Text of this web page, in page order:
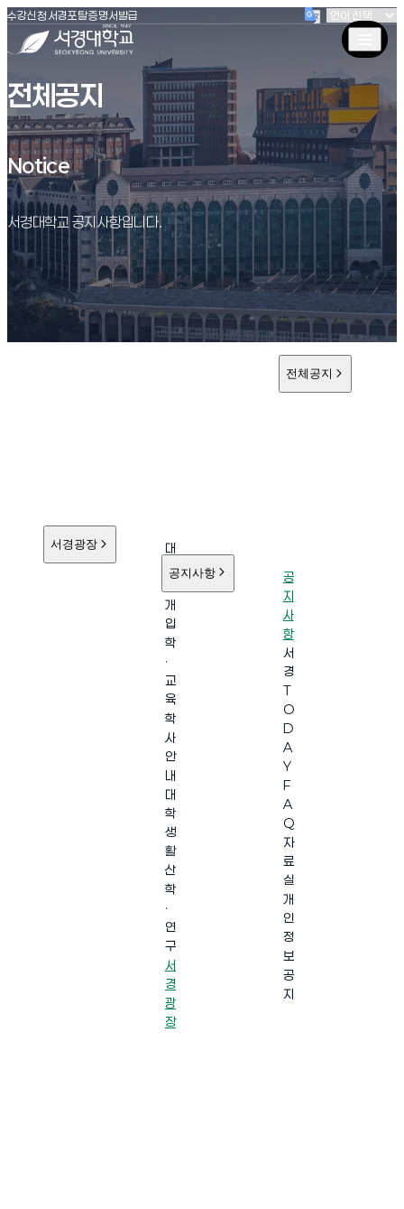
서경대학교
수강신청 (새창 열림)
서경포탈(새창 열림)
증명서발급(새창 열림)
전체공지
Notice
Notice
서경대학교 공지사항입니다.
서경광장
대
학
개
입
학
·
교
육
학
사
안
내
대
학
생
활
산
학
·
연
구
서
경
광
장
공지사항
공
지
사
항
서
경
T
O
D
A
Y
F
A
Q
자
료
실
개
인
정
보
공
지
전체공지